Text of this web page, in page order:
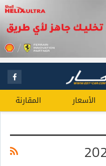
الأسعار المقارنة